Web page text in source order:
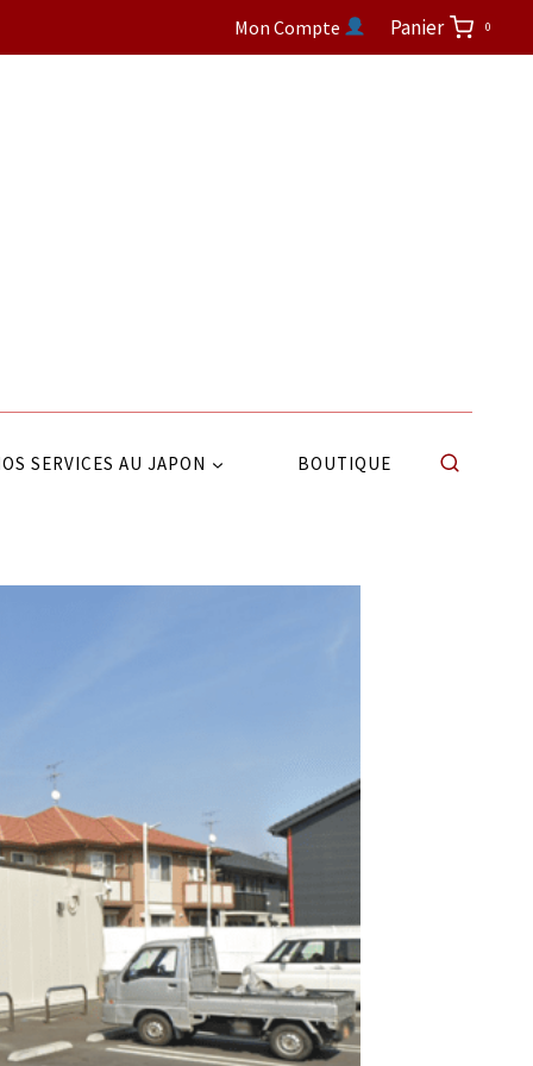
Mon Compte Panier 0
SERVICES AU JAPON BOUTIQUE